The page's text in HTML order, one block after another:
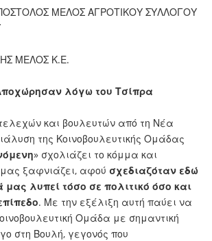
ΜΕΛΟΣ ΑΓΡΟΤΙΚΟΥ ΣΥΛΛΟΓΟΥ
ΜΕΛΟΣ Κ.Ε.
λόγω του Τσίπρα
και βουλευτών από τη Νέα
της Κοινοβουλευτικής Ομάδας
» σχολιάζει το κόμμα και
ξαφνιάζει, αφού σχεδιαζόταν εδώ
λυπεί τόσο σε πολιτικό όσο και
. Με την εξέλιξη αυτή παύει να
Ομάδα με σημαντική
στη Βουλή, γεγονός που